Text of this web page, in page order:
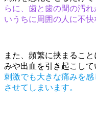
らに、歯と歯の間の汚
いうちに周囲の人に不快
また、頻繁に挟まるこ
みや出血を引き起こして
刺激でも大きな痛みを
させてしまいます。